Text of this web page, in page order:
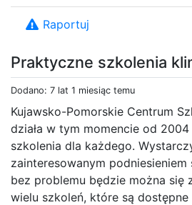
Praktyczne szkolenia
Dodano: 7 lat 1 miesiąc temu
Kujawsko-Pomorskie Centrum
działa w tym momencie od
szkolenia dla każdego.
zainteresowanym
bez problemu będzie można się
wielu szkoleń, które są
Raportuj